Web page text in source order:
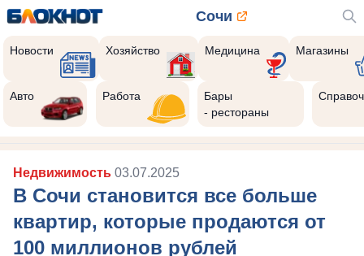
Сочи
Новости Хозяйство Медицина Магазины
Авто Работа
Бары
- рестораны
Недвижимость 03.07.2025
В Сочи становится все больше
квартир, которые продаются от
100 миллионов рублей